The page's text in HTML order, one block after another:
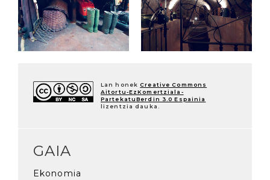
Lan honek Creative Commons
Aitortu-EzKomertziala-
PartekatuBerdin 3.0 Espainia
lizentzia dauka.
GAIA
Ekonomia